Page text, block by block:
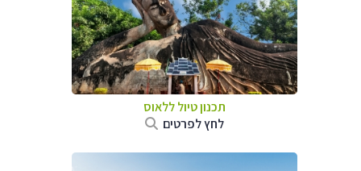
תכנון טיולללאוס
לחץ לפרטים